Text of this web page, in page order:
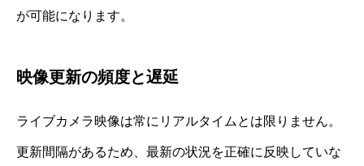
が可能になります。
映像更新の頻度と遅延
ライブカメラ映像は常にリアルタイムとは限りません。
更新間隔があるため、最新の状況を正確に反映していな